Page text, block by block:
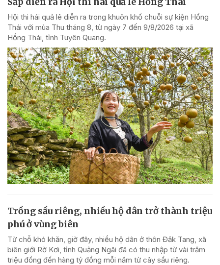
Hội thi hái quả lê diễn ra trong khuôn khổ chuỗi sự kiện Hồng
Thái với mùa Thu tháng 8, từ ngày 7 đến 9/8/2026 tại xã
Hồng Thái, tỉnh Tuyên Quang.
Trồng sầu riêng, nhiều hộ dân trở thành triệu
phú ở vùng biên
Từ chỗ khó khăn, giờ đây, nhiều hộ dân ở thôn Đăk Tang, xã
biên giới Rờ Kơi, tỉnh Quảng Ngãi đã có thu nhập từ vài trăm
triệu đồng đến hàng tỷ đồng mỗi năm từ cây sầu riêng.